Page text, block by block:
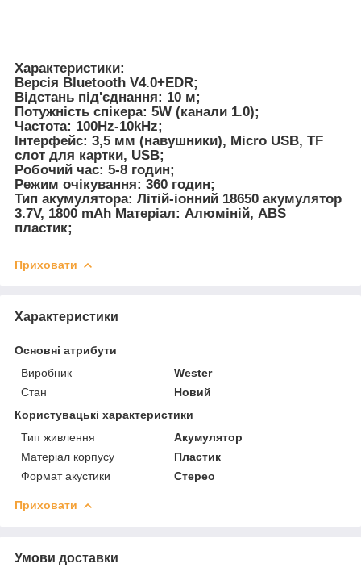
Характеристики:
Версія Bluetooth V4.0+EDR;
Відстань під'єднання: 10 м;
Потужність спікера: 5W (канали 1.0);
Частота: 100Hz-10kHz;
Інтерфейс: 3,5 мм (навушники), Micro USB, TF
слот для картки, USB;
Робочий час: 5-8 годин;
Режим очікування: 360 годин;
Тип акумулятора: Літій-іонний 18650 акумулятор
3.7V, 1800 mAh Матеріал: Алюміній, ABS
пластик;
Приховати
Характеристики
Основні атрибути
Виробник
Wester
Стан
Новий
Користувацькі характеристики
Тип живлення
Акумулятор
Матеріал корпусу
Пластик
Формат акустики
Стерео
Приховати
Умови доставки